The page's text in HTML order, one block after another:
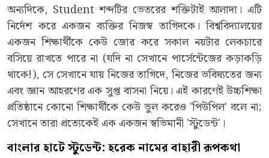
অন্যদিকে, Student শব্দটির ভেতরের শক্তিটাই আলাদা। এটি
নির্দেশ করে একজন ব্যক্তির নিজস্ব তাগিদকে। বিশ্ববিদ্যালয়ের
একজন শিক্ষার্থীকে কেউ জোর করে সকাল নয়টার লেকচারে
বসিয়ে রাখতে পারে না (যদি না সেখানে পার্সেন্টেজের কড়াকড়ি
থাকে!), সে সেখানে যায় নিজের তাগিদে, নিজের ভবিষ্যতের জন্য
এবং জ্ঞান আহরণের এক সুপ্ত বাসনা নিয়ে। এই কারণেই উচ্চশিক্ষা
প্রতিষ্ঠানে কোনো শিক্ষার্থীকে কেউ ভুল করেও 'পিউপিল' বলে না;
সেখানে তারা প্রত্যেকেই এক একজন স্বভিমানী 'স্টুডেন্ট'।
বাংলার হাটে স্টুডেন্ট:হরেক নামের বাহারী রূপকথা